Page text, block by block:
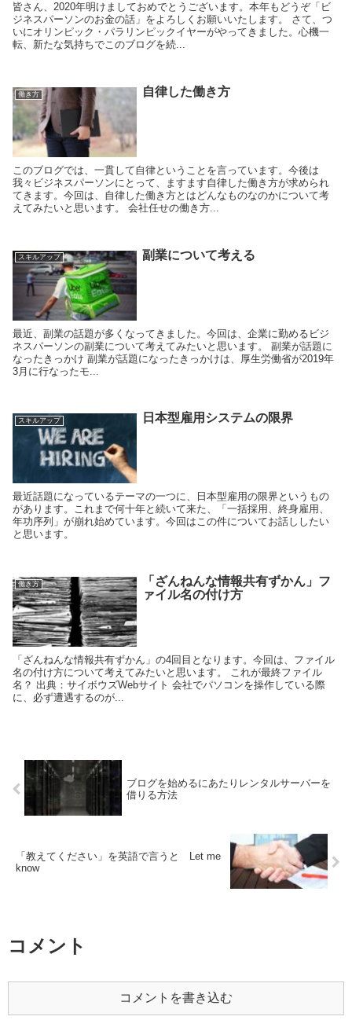
皆さん、2020年明けましておめでとうございます。本年もどうぞ「ビ
ジネスパーソンのお金の話」をよろしくお願いいたします。 さて、つ
いにオリンピック・パラリンピックイヤーがやってきました。心機一
転、新たな気持ちでこのブログを続...
働き方 自律した働き方
このブログでは、一貫して自律ということを言っています。今後は
我々ビジネスパーソンにとって、ますます自律した働き方が求められ
てきます。今回は、自律した働き方とはどんなものなのかについて考
えてみたいと思います。 会社任せの働き方...
スキルアップ 副業について考える
最近、副業の話題が多くなってきました。今回は、企業に勤めるビジ
ネスパーソンの副業について考えてみたいと思います。 副業が話題に
なったきっかけ 副業が話題になったきっかけは、厚生労働省が2019年
3月に行なったモ...
スキルアップ 日本型雇用システムの限界
最近話題になっているテーマの一つに、日本型雇用の限界というもの
があります。これまで何十年と続いて来た、「一括採用、終身雇用、
年功序列」が崩れ始めています。今回はこの件についてお話ししたい
と思います。
働き方
「ざんねんな情報共有ずかん」フ
ァイル名の付け方
「ざんねんな情報共有ずかん」の4回目となります。今回は、ファイル
名の付け方について考えてみたいと思います。 これが最終ファイル
名？ 出典：サイボウズWebサイト 会社でパソコンを操作している際
に、必ず遭遇するのが...
ブログを始めるにあたりレンタルサーバーを
借りる方法
「教えてください」を英語で言うと Let me
know
コメント
コメントを書き込む